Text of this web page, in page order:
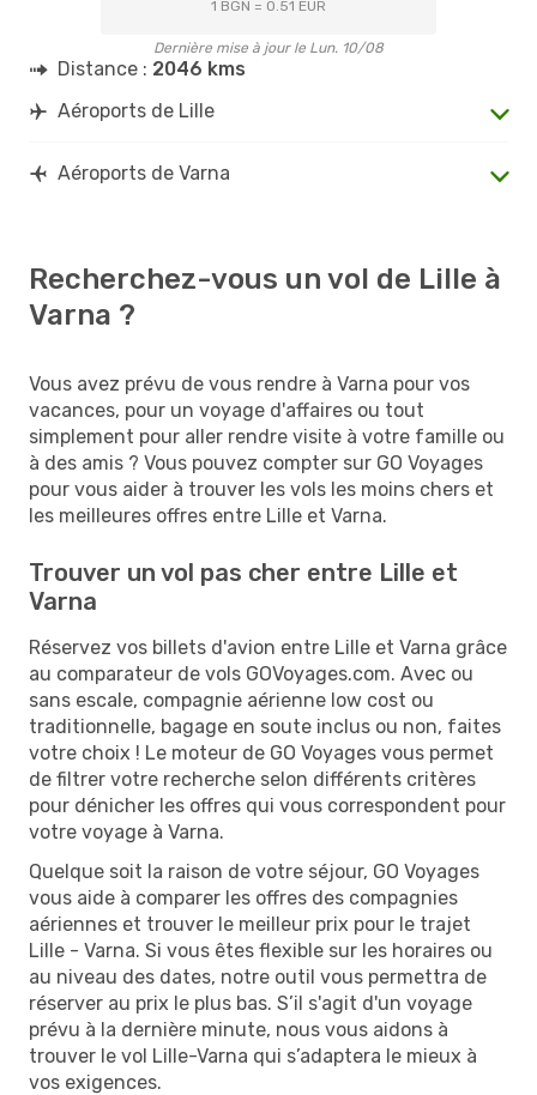
1 BGN = 0.51 EUR
Dernière mise à jour le Lun. 10/08
Distance : 2046 kms
Aéroports de Lille
Aéroports de Varna
Recherchez-vous un vol de Lille à
Varna ?
Vous avez prévu de vous rendre à Varna pour vos
vacances, pour un voyage d'affaires ou tout
simplement pour aller rendre visite à votre famille ou
à des amis ? Vous pouvez compter sur GO Voyages
pour vous aider à trouver les vols les moins chers et
les meilleures offres entre Lille et Varna.
Trouver un vol pas cher entre Lille et
Varna
Réservez vos billets d'avion entre Lille et Varna grâce
au comparateur de vols GOVoyages.com. Avec ou
sans escale, compagnie aérienne low cost ou
traditionnelle, bagage en soute inclus ou non, faites
votre choix ! Le moteur de GO Voyages vous permet
de filtrer votre recherche selon différents critères
pour dénicher les offres qui vous correspondent pour
votre voyage à Varna.
Quelque soit la raison de votre séjour, GO Voyages
vous aide à comparer les offres des compagnies
aériennes et trouver le meilleur prix pour le trajet
Lille - Varna. Si vous êtes flexible sur les horaires ou
au niveau des dates, notre outil vous permettra de
réserver au prix le plus bas. S’il s'agit d'un voyage
prévu à la dernière minute, nous vous aidons à
trouver le vol Lille-Varna qui s’adaptera le mieux à
vos exigences.